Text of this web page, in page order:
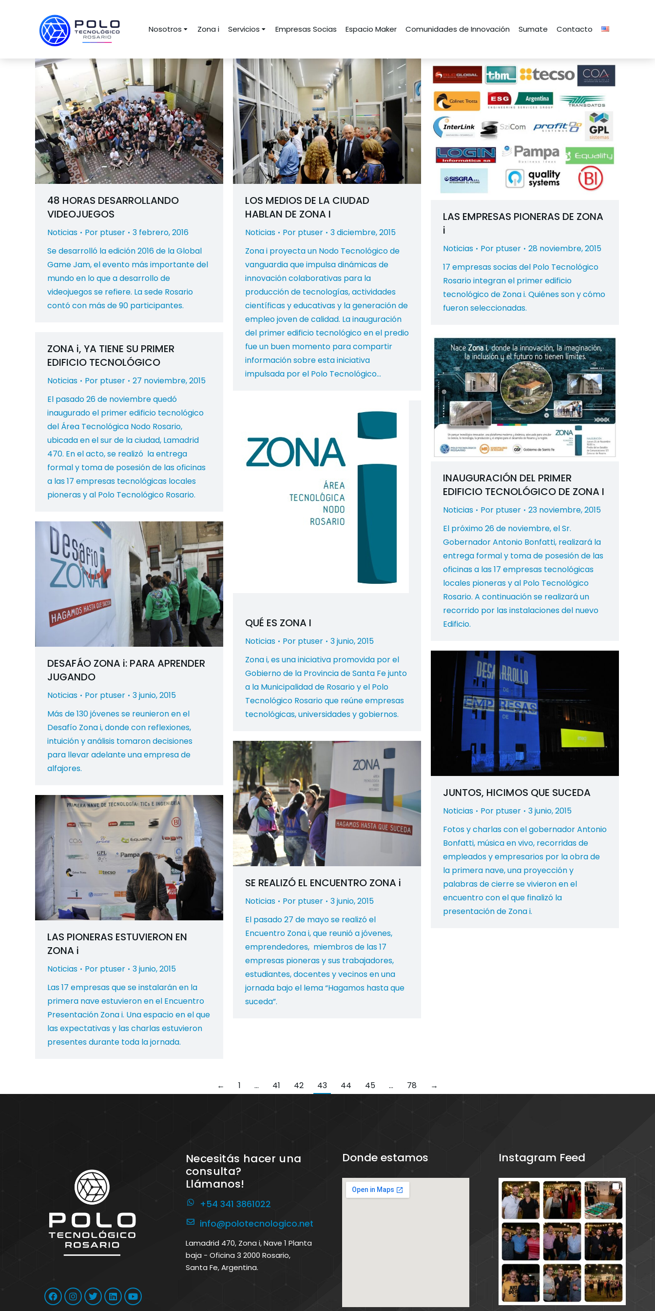
Nosotros Zona i Servicios Empresas Socias Espacio Maker Comunidades de Innovación Sumate Contacto
48 HORAS DESARROLLANDO
VIDEOJUEGOS
Noticias Por ptuser
3 febrero, 2016
Se desarrolló la edición 2016 de la Global
Game Jam, el evento más importante del
mundo en lo que a desarrollo de
videojuegos se refiere. La sede Rosario
contó con más de 90 participantes.
LOS MEDIOS DE LA CIUDAD
HABLAN DE ZONA I
Noticias Por ptuser
3 diciembre, 2015
Zona i proyecta un Nodo Tecnológico de
vanguardia que impulsa dinámicas de
innovación colaborativas para la
producción de tecnologías, actividades
científicas y educativas y la generación de
empleo joven de calidad. La inauguración
del primer edificio tecnológico en el predio
fue un buen momento para compartir
información sobre esta iniciativa
impulsada por el Polo Tecnológico…
LAS EMPRESAS PIONERAS DE ZONA
i
Noticias Por ptuser
28 noviembre, 2015
17 empresas socias del Polo Tecnológico
Rosario integran el primer edificio
tecnológico de Zona i. Quiénes son y cómo
fueron seleccionadas.
ZONA i, YA TIENE SU PRIMER
EDIFICIO TECNOLÓGICO
Noticias Por ptuser
27 noviembre, 2015
El pasado 26 de noviembre quedó
inaugurado el primer edificio tecnológico
del Área Tecnológica Nodo Rosario,
ubicada en el sur de la ciudad, Lamadrid
470. En el acto, se realizó la entrega
formal y toma de posesión de las oficinas
a las 17 empresas tecnológicas locales
pioneras y al Polo Tecnológico Rosario.
INAUGURACIÓN DEL PRIMER
EDIFICIO TECNOLÓGICO DE ZONA I
Noticias Por ptuser
23 noviembre, 2015
El próximo 26 de noviembre, el Sr.
Gobernador Antonio Bonfatti, realizará la
entrega formal y toma de posesión de las
oficinas a las 17 empresas tecnológicas
locales pioneras y al Polo Tecnológico
Rosario. A continuación se realizará un
recorrido por las instalaciones del nuevo
Edificio.
QUÉ ES ZONA I
Noticias Por ptuser
3 junio, 2015
Zona i, es una iniciativa promovida por el
Gobierno de la Provincia de Santa Fe junto
a la Municipalidad de Rosario y el Polo
Tecnológico Rosario que reúne empresas
tecnológicas, universidades y gobiernos.
DESAFÁO ZONA i: PARA APRENDER
JUGANDO
Noticias Por ptuser
3 junio, 2015
Más de 130 jóvenes se reunieron en el
Desafío Zona i, donde con reflexiones,
intuición y análisis tomaron decisiones
para llevar adelante una empresa de
alfajores.
JUNTOS, HICIMOS QUE SUCEDA
Noticias Por ptuser
3 junio, 2015
Fotos y charlas con el gobernador Antonio
Bonfatti, música en vivo, recorridas de
empleados y empresarios por la obra de
la primera nave, una proyección y
palabras de cierre se vivieron en el
encuentro con el que finalizó la
presentación de Zona i.
SE REALIZÓ EL ENCUENTRO ZONA i
Noticias Por ptuser
3 junio, 2015
El pasado 27 de mayo se realizó el
Encuentro Zona i, que reunió a jóvenes,
emprendedores, miembros de las 17
empresas pioneras y sus trabajadores,
estudiantes, docentes y vecinos en una
jornada bajo el lema “Hagamos hasta que
suceda”.
LAS PIONERAS ESTUVIERON EN
ZONA i
Noticias Por ptuser
3 junio, 2015
Las 17 empresas que se instalarán en la
primera nave estuvieron en el Encuentro
Presentación Zona i. Una espacio en el que
las expectativas y las charlas estuvieron
presentes durante toda la jornada.
← 1 … 41 42 43 44 45 … 78 →
Necesitás hacer una
consulta?
Llámanos!
+54 341 3861022
info@polotecnologico.net
Lamadrid 470, Zona i, Nave 1 Planta
baja - Oficina 3 2000 Rosario,
Santa Fe, Argentina.
Donde estamos Instagram Feed